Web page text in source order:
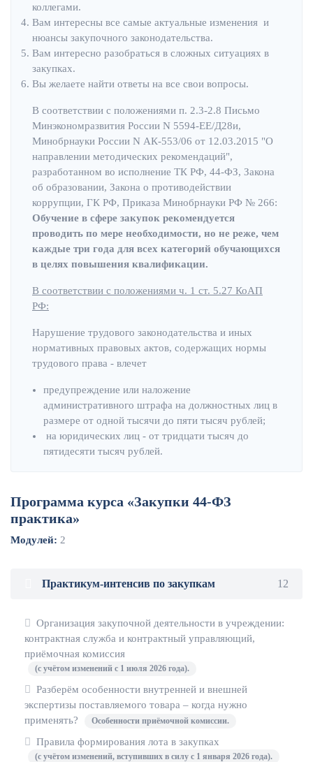
коллегами.
Вам интересны все самые актуальные изменения и
нюансы закупочного законодательства.
Вам интересно разобраться в сложных ситуациях в
закупках.
Вы желаете найти ответы на все свои вопросы.
В соответствии с положениями п. 2.3-2.8 Письмо
Минэкономразвития России N 5594-ЕЕ/Д28и,
Минобрнауки России N АК-553/06 от 12.03.2015 "О
направлении методических рекомендаций",
разработанном во исполнение ТК РФ, 44-ФЗ, Закона
об образовании, Закона о противодействии
коррупции, ГК РФ, Приказа Минобрнауки РФ № 266:
Обучение в сфере закупок рекомендуется
проводить по мере необходимости, но не реже, чем
каждые три года для всех категорий обучающихся
в целях повышения квалификации.
В соответствии с положениями ч. 1 ст. 5.27 КоАП
РФ:
Нарушение трудового законодательства и иных
нормативных правовых актов, содержащих нормы
трудового права - влечет
предупреждение или наложение
административного штрафа на должностных лиц в
размере от одной тысячи до пяти тысяч рублей;
на юридических лиц - от тридцати тысяч до
пятидесяти тысяч рублей.
Программа курса «Закупки 44-ФЗ
практика»
Модулей: 2
Практикум-интенсив по закупкам 12
Организация закупочной деятельности в учреждении:
контрактная служба и контрактный управляющий,
приёмочная комиссия
(с учётом изменений с 1 июля 2026 года).
Разберём особенности внутренней и внешней
экспертизы поставляемого товара – когда нужно
применять?
Особенности приёмочной комиссии.
Правила формирования лота в закупках
(с учётом изменений, вступивших в силу с 1 января 2026 года).